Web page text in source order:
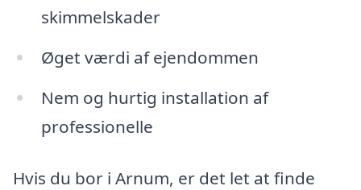
skimmelskader
Øget værdi af ejendommen
Nem og hurtig installation af
professionelle
Hvis du bor i Arnum, er det let at finde